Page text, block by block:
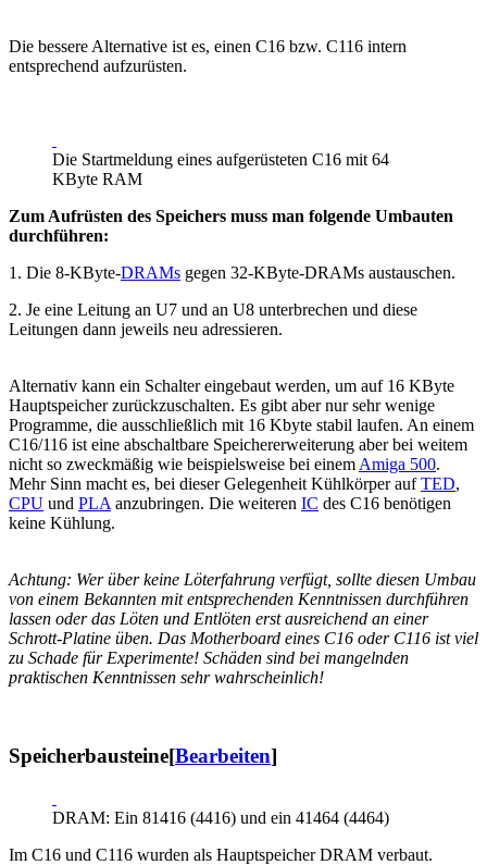
Die bessere Alternative ist es, einen C16 bzw. C116 intern
entsprechend aufzurüsten.
Die Startmeldung eines aufgerüsteten C16 mit 64
KByte RAM
Zum Aufrüsten des Speichers muss man folgende Umbauten
durchführen:
1. Die 8-KByte-DRAMs gegen 32-KByte-DRAMs austauschen.
2. Je eine Leitung an U7 und an U8 unterbrechen und diese
Leitungen dann jeweils neu adressieren.
Alternativ kann ein Schalter eingebaut werden, um auf 16 KByte
Hauptspeicher zurückzuschalten. Es gibt aber nur sehr wenige
Programme, die ausschließlich mit 16 Kbyte stabil laufen. An einem
C16/116 ist eine abschaltbare Speichererweiterung aber bei weitem
nicht so zweckmäßig wie beispielsweise bei einem Amiga 500.
Mehr Sinn macht es, bei dieser Gelegenheit Kühlkörper aufTED,
CPU und PLA anzubringen. Die weiteren IC des C16 benötigen
keine Kühlung.
Achtung: Wer über keine Löterfahrung verfügt, sollte diesen Umbau
von einem Bekannten mit entsprechenden Kenntnissen durchführen
lassen oder das Löten und Entlöten erst ausreichend an einer
Schrott-Platine üben. Das Motherboard eines C16 oder C116 ist viel
zu Schade für Experimente! Schäden sind bei mangelnden
praktischen Kenntnissen sehr wahrscheinlich!
Speicherbausteine[Bearbeiten]
DRAM: Ein 81416 (4416) und ein 41464 (4464)
Im C16 und C116 wurden als Hauptspeicher DRAM verbaut.